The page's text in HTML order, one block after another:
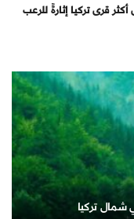
قرى تركيا إثارةً للرعب